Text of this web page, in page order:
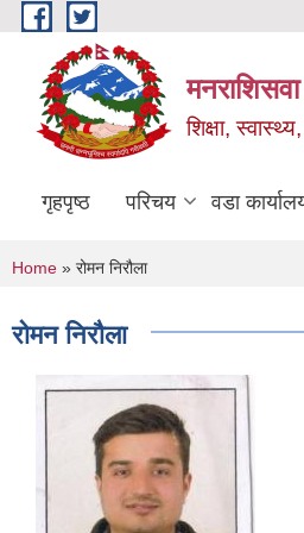
Skip to main content
शिक्षा,
गृहपृष्ठ परिचय वडा
You are here
Home » रोमन निरौला
रोमन निरौला